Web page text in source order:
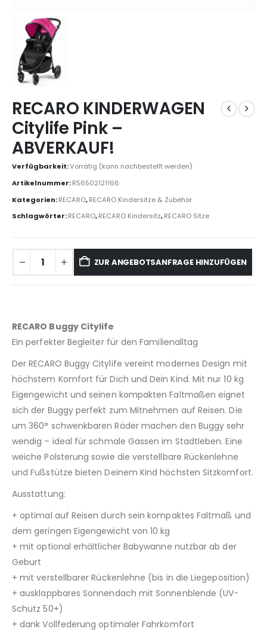
RECARO KINDERWAGEN
Citylife Pink –
ABVERKAUF!
Verfügbarkeit:Vorrätig (kann nachbestellt werden)
Artikelnummer:R56502121166
Kategorien:RECARO,RECARO Kindersitze & Zubehör
Schlagwörter:RECARO,RECARO Kindersitz,RECARO Sitze
ZUR ANGEBOTSANFRAGE HINZUFÜGEN
RECARO Buggy Citylife
Ein perfekter Begleiter für den Familienalltag
Der RECARO Buggy Citylife vereint modernes Design mit
höchstem Komfort für Dich und Dein Kind. Mit nur 10 kg
Eigengewicht und seinen kompakten Faltmaßen eignet
sich der Buggy perfekt zum Mitnehmen auf Reisen. Die
um 360° schwenkbaren Räder machen den Buggy sehr
wendig – ideal für schmale Gassen im Stadtleben. Eine
weiche Polsterung sowie die verstellbare Rückenlehne
und Fußstütze bieten Deinem Kind höchsten Sitzkomfort.
Ausstattung:
+ optimal auf Reisen durch sein kompaktes Faltmaß und
dem geringen Eigengewicht von 10 kg
+ mit optional erhältlicher Babywanne nutzbar ab der
Geburt
+ mit verstellbarer Rückenlehne (bis in die Liegeposition)
+ ausklappbares Sonnendach mit Sonnenblende (UV-
Schutz 50+)
+ dank Vollfederung optimaler Fahrkomfort